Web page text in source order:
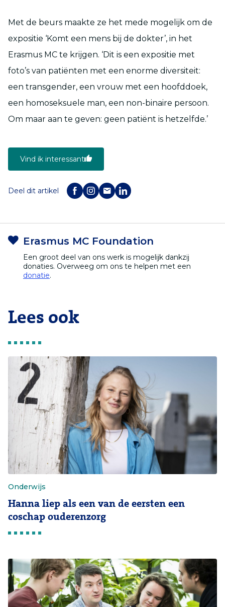
Met de beurs maakte ze het mede mogelijk om de
expositie ‘Komt een mens bij de dokter’, in het
Erasmus MC te krijgen. ‘Dit is een expositie met
foto’s van patiënten met een enorme diversiteit:
een transgender, een vrouw met een hoofddoek,
een homoseksuele man, een non-binaire persoon.
Om maar aan te geven: geen patiënt is hetzelfde.’
Vind ik interessant
Deel dit artikel
Erasmus MC Foundation
Een groot deel van ons werk is mogelijk dankzij
donaties. Overweeg om ons te helpen met een
donatie.
Lees ook
Onderwijs
Hanna liep als een van de eersten een
coschap ouderenzorg